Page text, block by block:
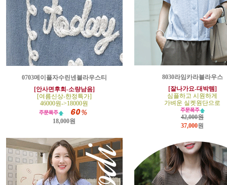
0703메이플자수린넨블라우스티
[안사면후회-소량남음]
[여름신상-한정특가]
46000원->18000원
18,000원
8030라임카라블라우스
[잘나가요-대박템]
심플하고 시원하게
가벼운 실켓원단으로
42,000원
37,000원